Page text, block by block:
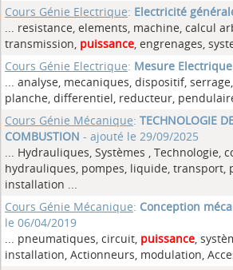
Cours Génie Electrique: Electricité
... resistance, elements, machine, calcul
transmission, puissance, engrenages,
Cours Génie Electrique: Mesure Electrique
... analyse, mecaniques, dispositif,
planche, differentiel, reducteur,
Cours Génie Mécanique: TECHNOLOGIE
COMBUSTION - ajouté le 29/09/2025
... Hydrauliques, Systèmes , Technologie,
hydrauliques, pompes, liquide, transport,
installation ...
Cours Génie Mécanique: Conception
le 06/04/2019
... pneumatiques, circuit, puissance,
installation, Actionneurs, modulation,